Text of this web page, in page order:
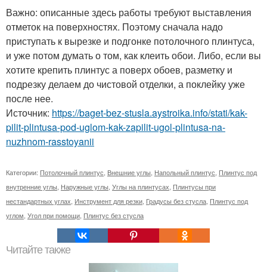
Важно: описанные здесь работы требуют выставления
отметок на поверхностях. Поэтому сначала надо
приступать к вырезке и подгонке потолочного плинтуса,
и уже потом думать о том, как клеить обои. Либо, если вы
хотите крепить плинтус а поверх обоев, разметку и
подрезку делаем до чистовой отделки, а поклейку уже
после нее.
Источник: https://baget-bez-stusla.aystroika.info/stati/kak-
pilit-plintusa-pod-uglom-kak-zapilit-ugol-plintusa-na-
nuzhnom-rasstoyanii
Категории: Потолочный плинтус, Внешние углы, Напольный плинтус, Плинтус под
внутренние углы, Наружные углы, Углы на плинтусах, Плинтусы при
нестандартных углах, Инструмент для резки, Градусы без стусла, Плинтус под
углом, Угол при помощи, Плинтус без стусла
Читайте также